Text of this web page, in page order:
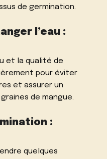
de germination.
l’eau :
et la qualité de
pour éviter
et assurer un
de mangue.
:
quelques